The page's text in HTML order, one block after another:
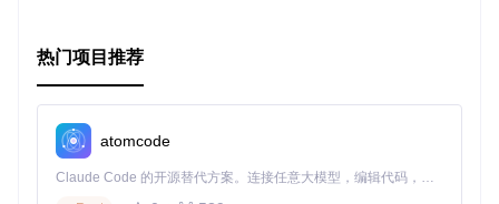
热门项目推荐
atomcode
Claude Code 的开源替代方案。连接任意大模型，编辑代码，运行命令，自动验证 — 全自动执行。用 Rust 构建，极致性能。 ｜ An open-source alternative to Claude Code. Connect any LLM, edit code, run commands, and verify changes — autonomously. Built in Rust for speed. Get Started